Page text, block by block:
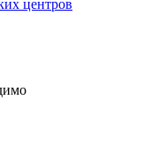
центров